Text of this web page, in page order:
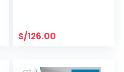
S/126.00